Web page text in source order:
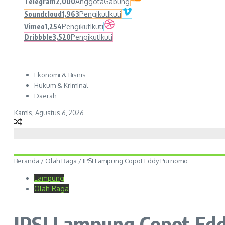
Soundcloud1,963PengikutIkuti
Vimeo1,254PengikutIkuti
Dribbble3,520PengikutIkuti
Ekonomi & Bisnis
Hukum & Kriminal
Daerah
Kamis, Agustus 6, 2026
Beranda / Olah Raga / IPSI Lampung Copot Eddy Purnomo
Lampung
Olah Raga